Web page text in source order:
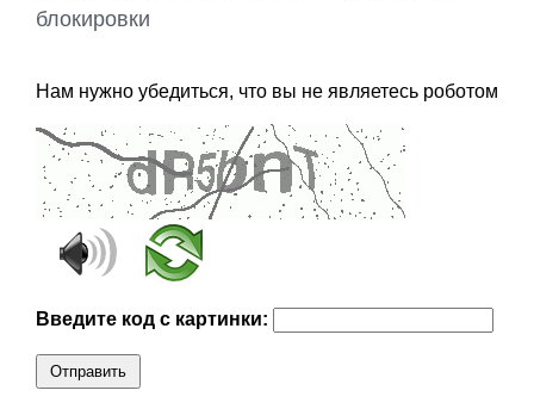
блокировки
Нам нужно убедиться, что вы не являетесь роботом
Введите код с картинки:
Отправить